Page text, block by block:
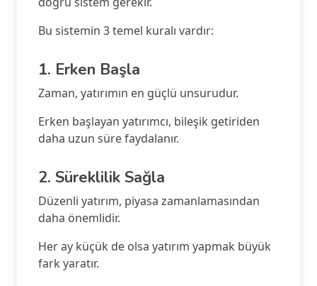
Bu sistemin 3 temel kuralı vardır:
1. Erken Başla
Zaman, yatırımın en güçlü unsurudur.
Erken başlayan yatırımcı, bileşik getiriden
daha uzun süre faydalanır.
2. Süreklilik Sağla
Düzenli yatırım, piyasa zamanlamasından
daha önemlidir.
Her ay küçük de olsa yatırım yapmak büyük
fark yaratır.